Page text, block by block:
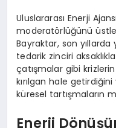
Uluslararası Enerji
moderatörlüğünü
Bayraktar, son
tedarik zinciri
çatışmalar gibi
kırılgan hale
küresel tartışmaların
Enerji